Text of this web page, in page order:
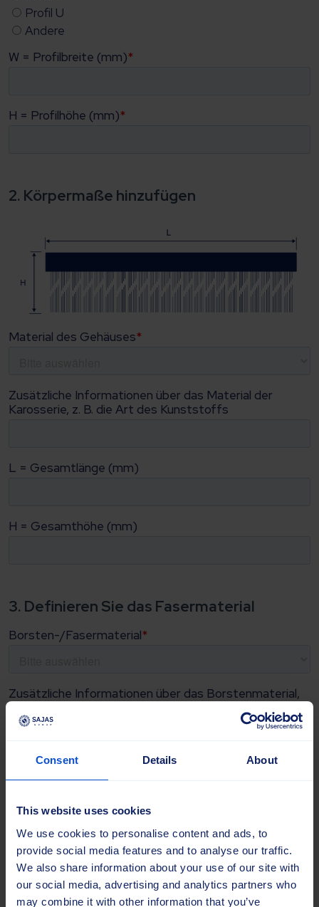
Consent Details About
This website uses cookies
We use cookies to personalise content and ads, to
provide social media features and to analyse our traffic.
We also share information about your use of our site with
our social media, advertising and analytics partners who
may combine it with other information that you’ve